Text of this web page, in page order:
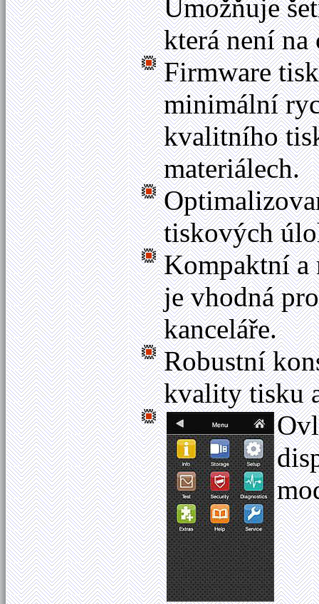
Umožňuje
která není
Firmware
minimální
kvalitního
materiálech.
tiskových
Kompaktní a
je vhodná
kanceláře.
Robustní
kvality tisku